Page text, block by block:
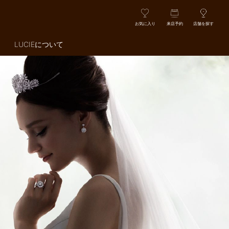
お気に入り 来店予約 店舗を探す
LUCIEについて